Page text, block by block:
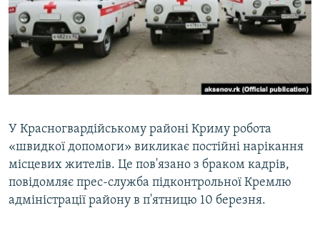
ДЕПОРТАЦІЯ
ВІДЕОУРОКИ «ELIFBE»
СВІДЧЕННЯ ОКУПАЦІЇ
УКРАЇНСЬКА ПРОБЛЕМА КРИМУ
ЯК ОБІЙТИ БЛОКУВАННЯ
Русский
Qırımtatar
Усі сайти RFE/RL
У Красногвардійському районі Криму робота
«швидкої допомоги» викликає постійні нарікання
місцевих жителів. Це пов'язано з браком кадрів,
повідомляє прес-служба підконтрольної Кремлю
адміністрації району в п'ятницю 10 березня.